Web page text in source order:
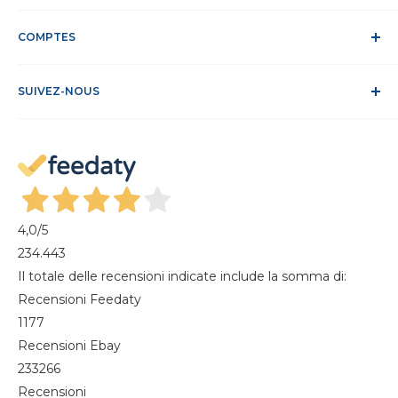
Politique relative aux cookies
Site sécurisé
FAQ
COMPTES
S'identifier
Magazine
SUIVEZ-NOUS
4,0/5
234.443
Il totale delle recensioni indicate include la somma di:
Recensioni Feedaty
1177
Recensioni Ebay
233266
Recensioni